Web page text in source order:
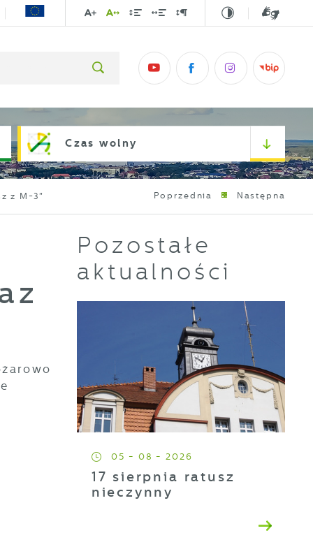
Czas wolny
z M-3" Poprzednia Następna
Pozostałe
aktualności
05 - 08 - 2026
17 sierpnia ratusz
nieczynny